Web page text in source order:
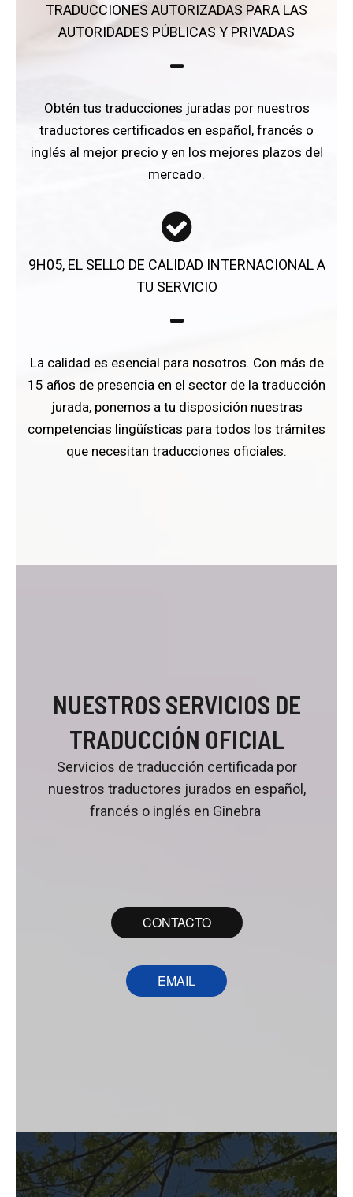
TRADUCCIONES AUTORIZADAS PARA LAS
AUTORIDADES PÚBLICAS Y PRIVADAS
Obtén tus traducciones juradas por nuestros
traductores certificados en español, francés o
inglés al mejor precio y en los mejores plazos del
mercado.
9H05, EL SELLO DE CALIDAD INTERNACIONAL A
TU SERVICIO
La calidad es esencial para nosotros. Con más de
15 años de presencia en el sector de la traducción
jurada, ponemos a tu disposición nuestras
competencias lingüísticas para todos los trámites
que necesitan traducciones oficiales.
NUESTROS SERVICIOS DE
TRADUCCIÓN OFICIAL
Servicios de traducción certificada por
nuestros traductores jurados en español,
francés o inglés en Ginebra
CONTACTO
EMAIL